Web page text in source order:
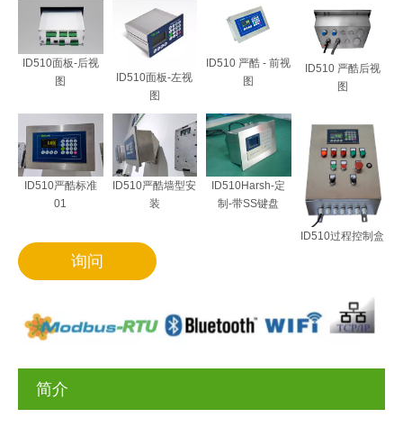
ID510面板-后视
图
ID510面板-左视
图
ID510 严酷 - 前视
图
ID510 严酷后视
图
ID510严酷标准
01
ID510严酷墙型安
装
ID510Harsh-定
制-带SS键盘
ID510过程控制盒
询问
简介